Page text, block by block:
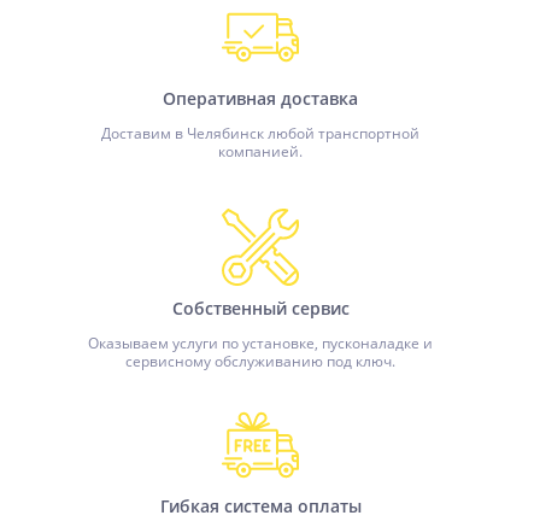
Оперативная доставка
Доставим в Челябинск любой транспортной
компанией.
Собственный сервис
Оказываем услуги по установке, пусконаладке и
сервисному обслуживанию под ключ.
Гибкая система оплаты